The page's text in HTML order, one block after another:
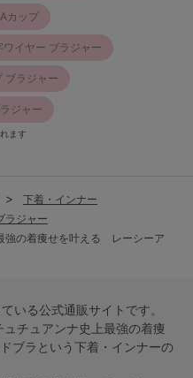
カップ
ワイヤー ブラジャー
ブラジャー
ジャー
ます
下着・インナー
ラジャー
強の着痩せを叶える レーシーア
いる公式通販サイトです。
チュアンナ史上最強の着痩
ブラという下着・インナーの